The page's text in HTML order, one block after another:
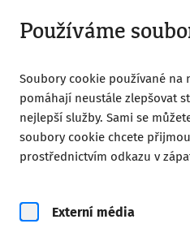
Používáme
Soubory cookie používané na
pomáhají neustále zlepšovat
nejlepší služby. Sami se
soubory cookie chcete
prostřednictvím odkazu v
Externí média
Home Partners
Main Sponsors